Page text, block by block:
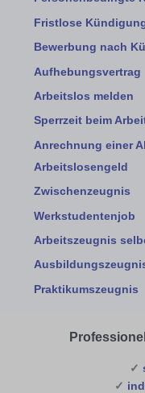
Fristlose
Bewerbung nach
Aufhebungsvertrag
Arbeitslos melden
Sperrzeit beim
Anrechnung einer
Arbeitslosengeld
Zwischenzeugnis
Werkstudentenjob
Arbeitszeugnis
Praktikumszeugnis
✓
✓